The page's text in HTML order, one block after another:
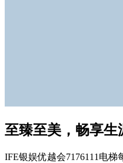
至臻至美，畅享生
IFE银娱优越会7176111电